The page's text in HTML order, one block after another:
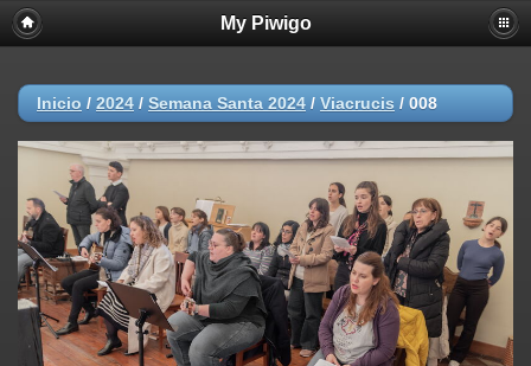
My Piwigo
Inicio / 2024 / Semana Santa 2024 / Viacrucis / 008